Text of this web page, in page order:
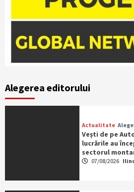
Alegerea editorului
Actualitate
Vești de pe
lucrările au
sectorul
07/08/2026